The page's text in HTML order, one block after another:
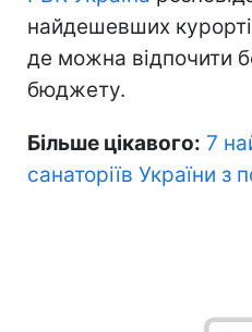
найдешевших
де можна відпочити
бюджету.
Більше цікавого: 7
санаторіїв України з